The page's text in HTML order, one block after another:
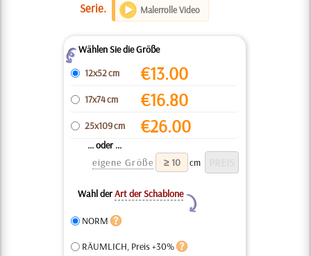
Serie.
Malerrolle Video
ZWählen Sie die Größe
12x52 cm
€13.00
17x74 cm €16.80
25x109 cm €26.00
... oder ...
eigene Größe
cm
Wahl derArt der Schablone
Y
NORM
RÄUMLICH, Preis +30%